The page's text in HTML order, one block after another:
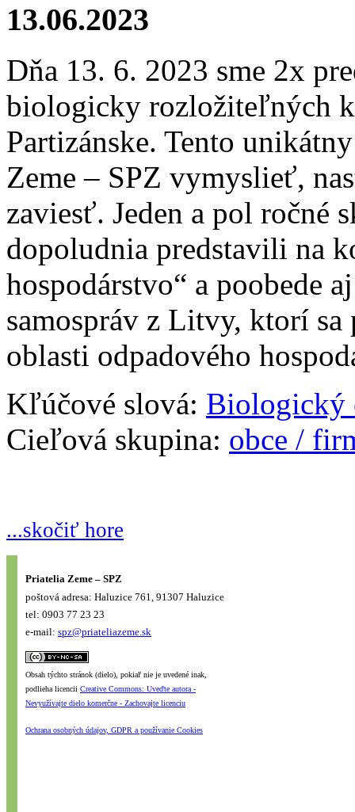
13.06.2023
Dňa 13. 6. 2023 sme 2x
biologicky rozložiteľných
Partizánske. Tento
Zeme – SPZ vymyslieť,
zaviesť. Jeden a pol ročné
dopoludnia predstavili na
hospodárstvo“ a poobede
samospráv z Litvy, ktorí
oblasti odpadového
Kľúčové slová: Biologický
Cieľová skupina: obce /
...skočiť hore
Priatelia Zeme – SPZ
poštová adresa: Haluzice 761, 91307 Haluzice
tel: 0903 77 23 23
e-mail: spz@priateliazeme.sk
Obsah týchto stránok (dielo), pokiaľ nie je uvedené inak,
podlieha licencii Creative Commons: Uveďte autora -
Nevyužívajte dielo komerčne - Zachovajte licenciu
Ochrana osobných údajov, GDPR a používanie Cookies